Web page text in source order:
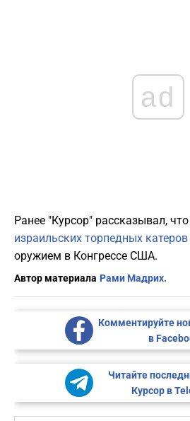
ad
Ранее "Курсор" рассказывал, что
израильских торпедных катеров
оружием в Конгрессе США.
Автор материала Рами Мадрих.
Комментируйте
в
Читайте
Курсор в